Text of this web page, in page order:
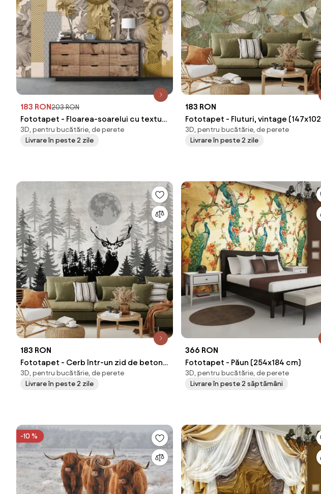
183 RON203 RON
Fototapet - Floarea-soarelui cu texturi
(147x102 cm)
3D, pentru bucătărie, de perete
Livrare în peste 2 zile
183 RON
Fototapet - Fluturi, vintage (147x102
cm)
3D, pentru bucătărie, de perete
Livrare în peste 2 zile
183 RON
Fototapet - Cerb într-un zid de beton
(147x102 cm)
3D, pentru bucătărie, de perete
Livrare în peste 2 zile
366 RON
Fototapet - Păun (254x184 cm)
3D, pentru bucătărie, de perete
Livrare în peste 2 săptămâni
-10 %